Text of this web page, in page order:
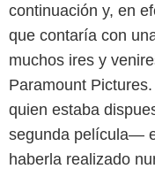
continuación y, en
que contaría con
muchos ires y
Paramount
quien estaba
segunda película—
haberla realizado